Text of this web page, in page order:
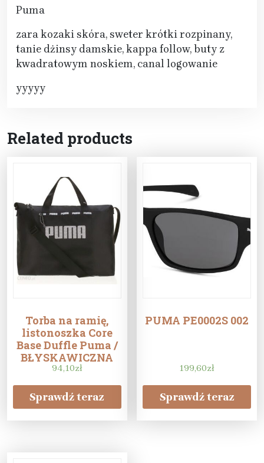
Puma
zara kozaki skóra, sweter krótki rozpinany,
tanie dżinsy damskie, kappa follow, buty z
kwadratowym noskiem, canal logowanie
yyyyy
Related products
Torba na ramię,
listonoszka Core
Base Duffle Puma /
BŁYSKAWICZNA
WYSYŁKA / 30 DNI
NA ZWROT
94,10zł
Sprawdź teraz
PUMA PE0002S 002
199,60zł
Sprawdź teraz